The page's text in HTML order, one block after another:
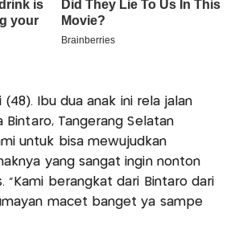
(48). Ibu dua anak ini rela jalan
Bintaro, Tangerang Selatan
untuk bisa mewujudkan
yang sangat ingin nonton
“Kami berangkat dari Bintaro dari
macet banget ya sampe